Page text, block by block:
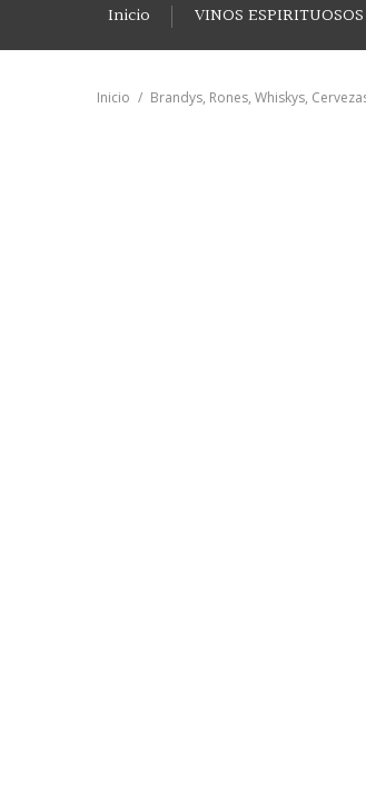
Inicio VINOS ESPIRITUOSOS
Inicio Brandys, Rones, Whiskys,